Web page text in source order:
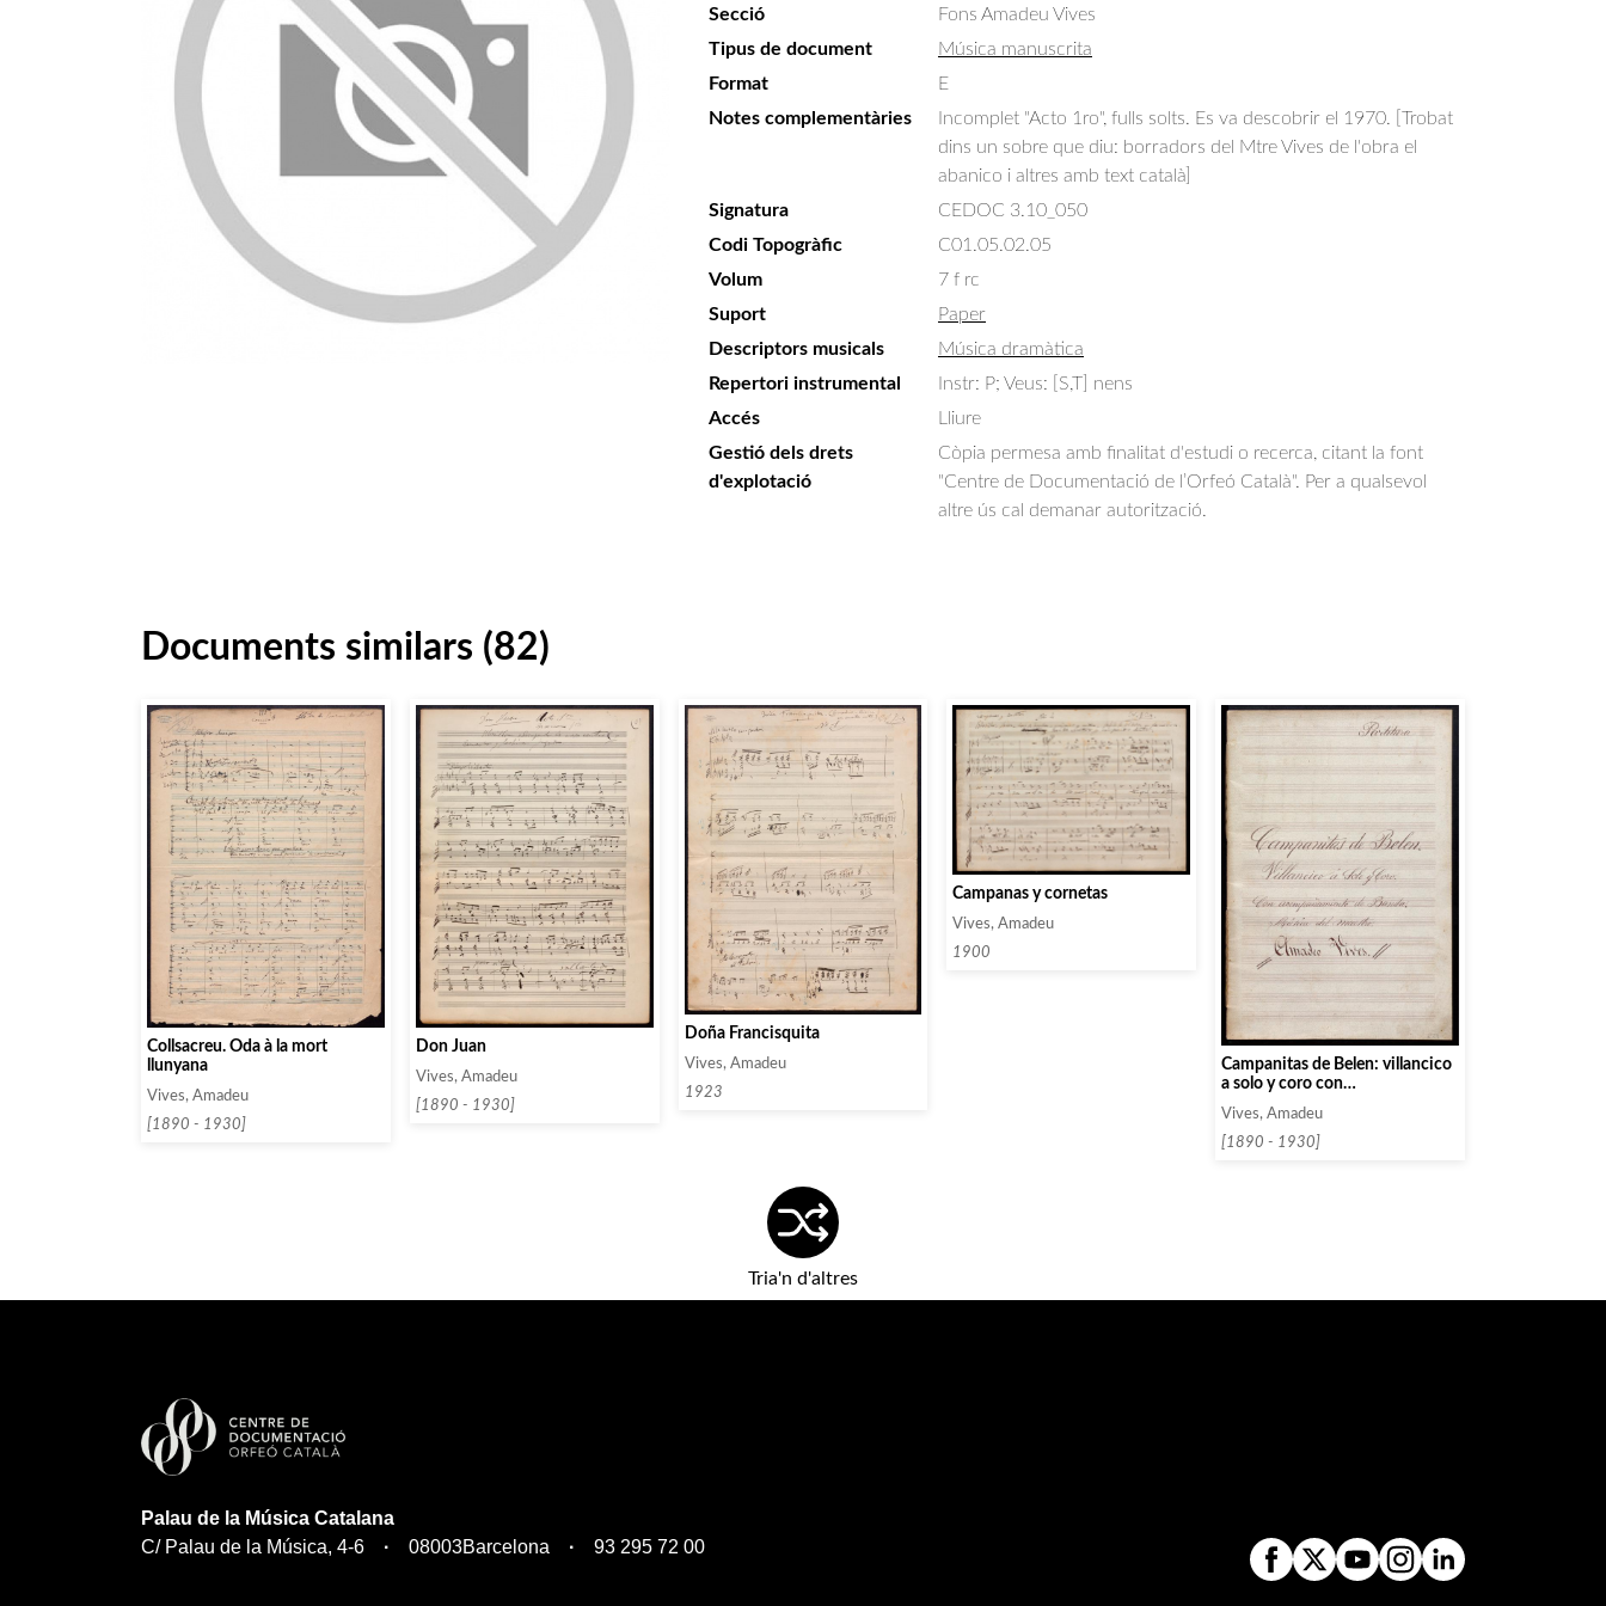
Secció
Fons Amadeu Vives
Tipus de document
Música manuscrita
Format
E
Notes complementàries
Incomplet "Acto 1ro", fulls solts. Es va descobrir el 1970. [Trobat
dins un sobre que diu: borradors del Mtre Vives de l'obra el
abanico i altres amb text català]
Signatura
CEDOC 3.10_050
Codi Topogràfic
C01.05.02.05
Volum
7 f rc
Suport
Paper
Descriptors musicals
Música dramàtica
Repertori instrumental
Instr: P; Veus: [S,T] nens
Accés
Lliure
Gestió dels drets
d'explotació
Còpia permesa amb finalitat d'estudi o recerca, citant la font
"Centre de Documentació de l’Orfeó Català". Per a qualsevol
altre ús cal demanar autorització.
Documents similars (82)
Collsacreu. Oda à la mort
llunyana
Vives, Amadeu
[1890 - 1930]
Don Juan
Vives, Amadeu
[1890 - 1930]
Doña Francisquita
Vives, Amadeu
1923
Campanas y cornetas
Vives, Amadeu
1900
Campanitas de Belen: villancico
a solo y coro con
Vives, Amadeu
[1890 - 1930]
Tria'n d'altres
Palau de la Música Catalana
C/ Palau de la Música, 4-6
08003Barcelona 93 295 72 00